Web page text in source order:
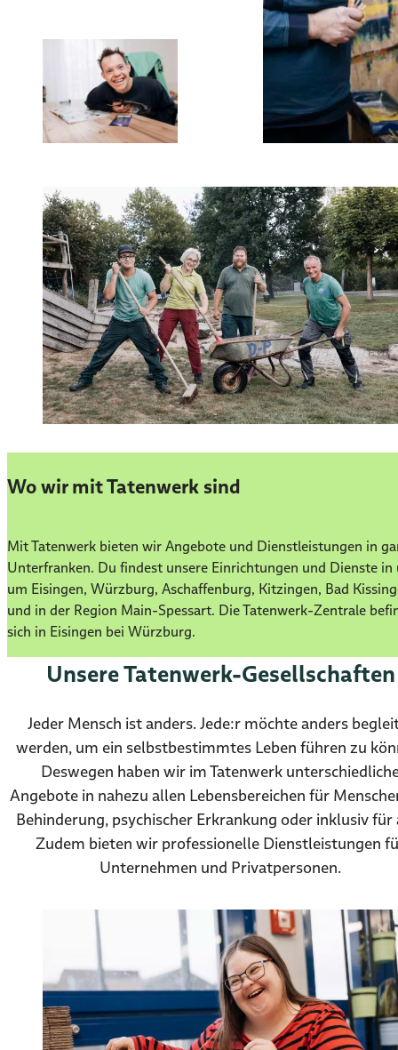
Wo wir mit Tatenwerk sind
Mit Tatenwerk bieten wir Angebote und Dienstleistungen in
Unterfranken. Du findest unsere Einrichtungen und Dienste in
um Eisingen, Würzburg, Aschaffenburg, Kitzingen, Bad
und in der Region Main-Spessart. Die Tatenwerk-Zentrale
sich in Eisingen bei Würzburg.
Unsere Tatenwerk-Gesellschaften
Jeder Mensch ist anders. Jede:r möchte anders
werden, um ein selbstbestimmtes Leben führen zu
Deswegen haben wir im Tatenwerk
Angebote in nahezu allen Lebensbereichen für
Behinderung, psychischer Erkrankung oder inklusiv für
Zudem bieten wir professionelle Dienstleistungen
Unternehmen und Privatpersonen.